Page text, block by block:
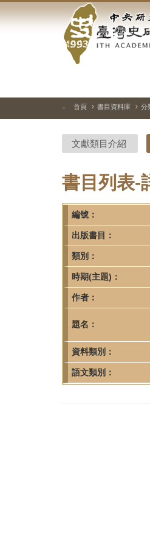
到
中
央
研
院-
臺
灣
史
研
究
所-
首
頁
::: 首頁 書目資料庫 分
文獻類目介紹
書目列表-
編號：
出版書目：
類別：
時期(主題)：
作者：
題名：
資料類別：
語文類別：